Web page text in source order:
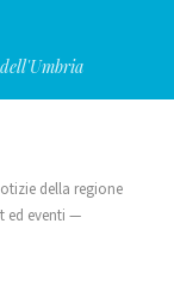
della regione
ed eventi —